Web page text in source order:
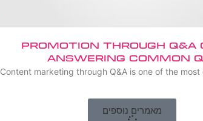
Promotion Through
Answering Common
Content marketing through Q&A is one of the
מאמרים נוספים